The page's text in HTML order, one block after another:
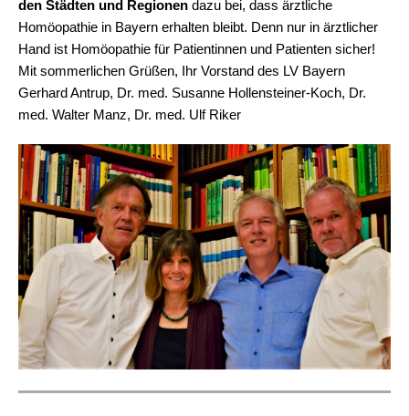
den Städten und Regionen dazu bei, dass ärztliche
Homöopathie in Bayern erhalten bleibt. Denn nur in ärztlicher
Hand ist Homöopathie für Patientinnen und Patienten sicher!
Mit sommerlichen Grüßen, Ihr Vorstand des LV Bayern
Gerhard Antrup, Dr. med. Susanne Hollensteiner-Koch, Dr.
med. Walter Manz, Dr. med. Ulf Riker